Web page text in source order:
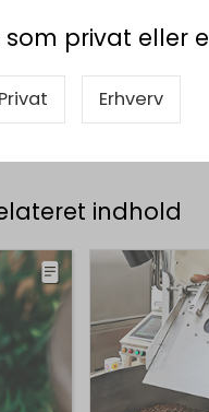
privat eller
Privat Erhverv
indhold